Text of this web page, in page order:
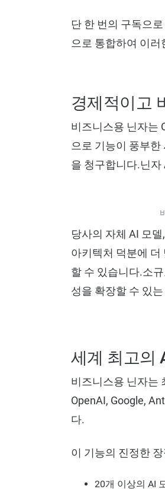
단 한 번의 구독으
으로 통합하여 이
경제적이고
비즈니스용 닌자는
으로 기능이 풍부
을 청구합니다.닌
당사의 자체 AI 모
아키텍처 덕분에 더
할 수 있습니다.소
성을 확장할 수 있
세계 최고의
비즈니스용 닌자는
OpenAI, Google,
다.
이 기능의 진정한
20개 이상의 AI